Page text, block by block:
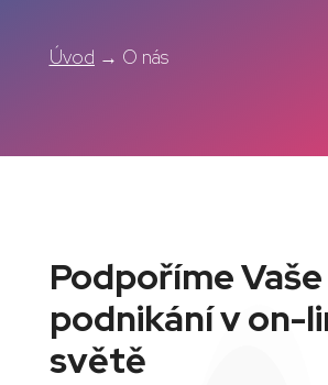
Úvod → O nás
Podpoříme Vaše
podnikání v on-
světě